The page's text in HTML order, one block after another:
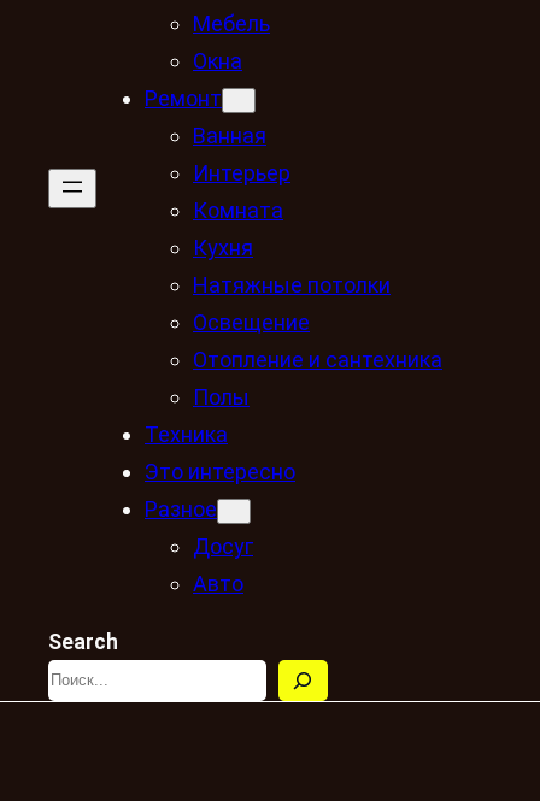
Мебель
Окна
Ремонт
Ванная
Интерьер
Комната
Кухня
Натяжные потолки
Освещение
Отопление и сантехника
Полы
Техника
Это интересно
Разное
Досуг
Авто
Search